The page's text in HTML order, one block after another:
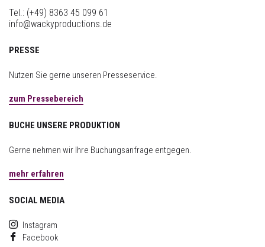
Tel.: (+49) 8363 45 099 61
info@wackyproductions.de
PRESSE
Nutzen Sie gerne unseren Presseservice.
zum Pressebereich
BUCHE UNSERE PRODUKTION
Gerne nehmen wir Ihre Buchungsanfrage entgegen.
mehr erfahren
SOCIAL MEDIA
Instagram
Facebook